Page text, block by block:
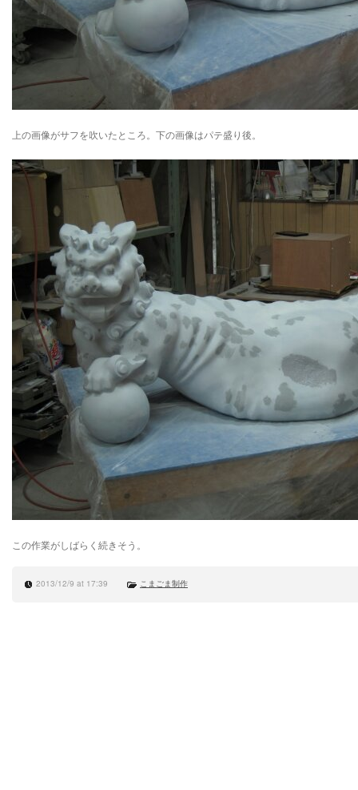
上の画像がサフを吹いたところ。下の画像はパテ盛り後。
この作業がしばらく続きそう。
2013/12/9 at 17:39 こまごま制作